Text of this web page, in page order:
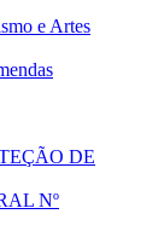
e Artes
DE
Nº